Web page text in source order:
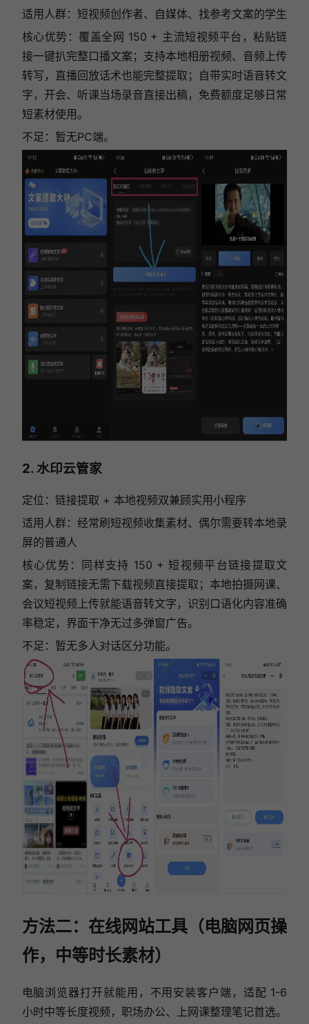
适用人群：短视频创作者、自媒体、找参考文案的学生
核心优势：覆盖全网 150 + 主流短视频平台，粘贴链
接一键扒完整口播文案；支持本地相册视频、音频上传
转写，直播回放话术也能完整提取；自带实时语音转文
字，开会、听课当场录音直接出稿，免费额度足够日常
短素材使用。
不足：暂无PC端。
2. 水印云管家
定位：链接提取 + 本地视频双兼顾实用小程序
适用人群：经常刷短视频收集素材、偶尔需要转本地录
屏的普通人
核心优势：同样支持 150 + 短视频平台链接提取文
案，复制链接无需下载视频直接提取；本地拍摄网课、
会议短视频上传就能语音转文字，识别口语化内容准确
率稳定，界面干净无过多弹窗广告。
不足：暂无多人对话区分功能。
方法二：在线网站工具（电脑网页操
作，中等时长素材）
电脑浏览器打开就能用，不用安装客户端，适配 1-6
小时中等长度视频，职场办公、上网课整理笔记首选。